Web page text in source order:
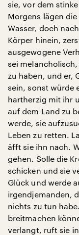
sie, vor dem
Morgens lägen
Wasser, doch
Körper hinein,
ausgewogene
sei
zu haben, und er,
sein, sonst würde
hartherzig mit ihr
auf dem Land zu
werde, sie
Leben zu retten.
äfft sie ihn nach.
gehen. Solle die
schicken und sie
Glück und werde
irgendjemanden,
nichts zu tun
breitmachen
verlangt, ruft sie